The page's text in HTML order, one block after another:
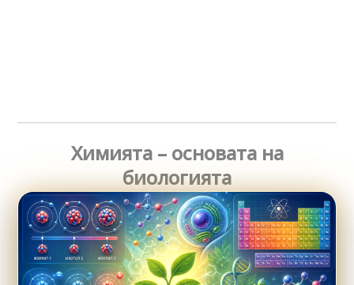
Химията – основата на
биологията